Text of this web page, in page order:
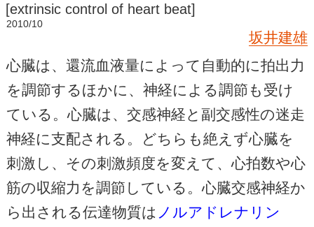
[extrinsic control of heart beat]
2010/10
坂井建雄
心臓は、還流血液量によって自動的に拍出力
を調節するほかに、神経による調節も受け
ている。心臓は、交感神経と副交感性の迷走
神経に支配される。どちらも絶えず心臓を
刺激し、その刺激頻度を変えて、心拍数や心
筋の収縮力を調節している。心臓交感神経か
ら出される伝達物質は ノルアドレナリン